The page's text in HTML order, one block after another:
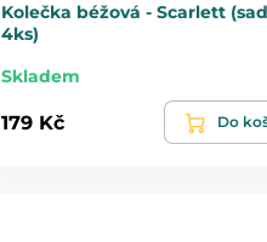
Kolečka béžová - Scarlett
4ks)
Skladem
179 Kč Do